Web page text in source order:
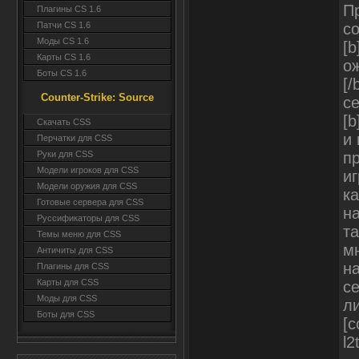
Плагины CS 1.6
Патчи CS 1.6
Моды CS 1.6
Карты CS 1.6
Боты CS 1.6
Counter-Strike: Source
Cкачать CSS
Перчатки для CSS
Руки для CSS
Модели игроков для CSS
Модели оружия для CSS
Готовые сервера для CSS
Руссификаторы для CSS
Темы меню для CSS
Античиты для CSS
Плагины для CSS
Карты для CSS
Моды для CSS
Боты для CSS
[/
и